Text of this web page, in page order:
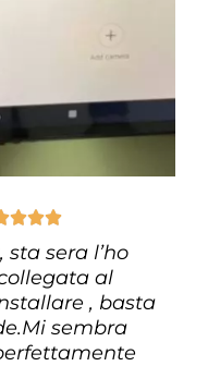

sera l’ho
al
, basta
sembra